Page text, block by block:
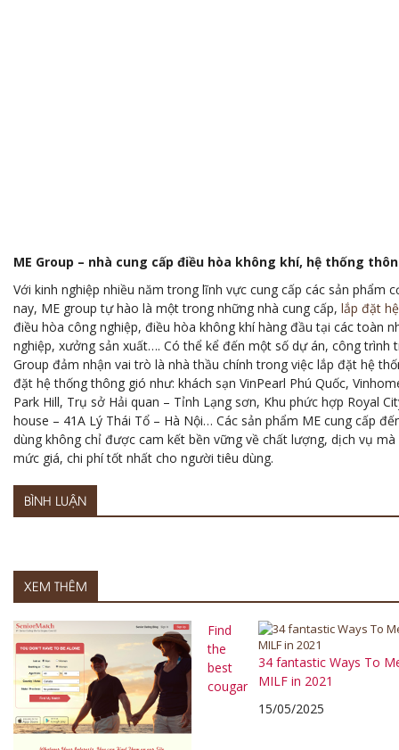
ME Group – nhà cung cấp điều hòa không khí, hệ thống
Với kinh nghiệp nhiều năm trong lĩnh vực cung cấp các sản phẩm
nay, ME group tự hào là một trong những nhà cung cấp, lắp đặt
điều hòa công nghiệp, điều hòa không khí hàng đầu tại các toàn
nghiệp, xưởng sản xuất…. Có thể kể đến một số dự án, công trình
Group đảm nhận vai trò là nhà thầu chính trong việc lắp đặt hệ
đặt hệ thống thông gió như: khách sạn VinPearl Phú Quốc,
Park Hill, Trụ sở Hải quan – Tỉnh Lạng sơn, Khu phức hợp Royal
house – 41A Lý Thái Tổ – Hà Nội… Các sản phẩm ME cung cấp
dùng không chỉ được cam kết bền vững về chất lượng, dịch vụ
mức giá, chi phí tốt nhất cho người tiêu dùng.
BÌNH LUẬN
XEM THÊM
Find
the
best
cougar
34 fantastic Ways To
MILF in 2021
15/05/2025